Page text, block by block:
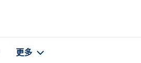
更多